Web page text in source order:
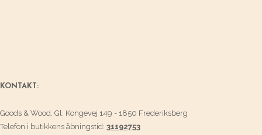
KONTAKT:
Goods & Wood, Gl. Kongevej 149 - 1850 Frederiksberg
Telefon i butikkens åbningstid: 31192753